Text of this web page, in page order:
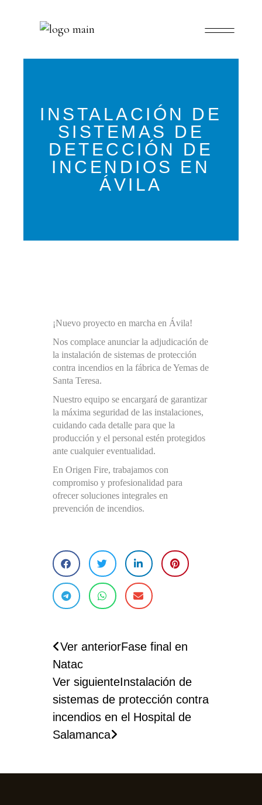
INSTALACIÓN DE
SISTEMAS DE
DETECCIÓN DE
INCENDIOS EN
ÁVILA
¡Nuevo proyecto en marcha en Ávila!
Nos complace anunciar la adjudicación de
la instalación de sistemas de protección
contra incendios en la fábrica de Yemas de
Santa Teresa.
Nuestro equipo se encargará de garantizar
la máxima seguridad de las instalaciones,
cuidando cada detalle para que la
producción y el personal estén protegidos
ante cualquier eventualidad.
En Origen Fire, trabajamos con
compromiso y profesionalidad para
ofrecer soluciones integrales en
prevención de incendios.
Ver anteriorFase final en
Natac
Ver siguienteInstalación de
sistemas de protección contra
incendios en el Hospital de
Salamanca